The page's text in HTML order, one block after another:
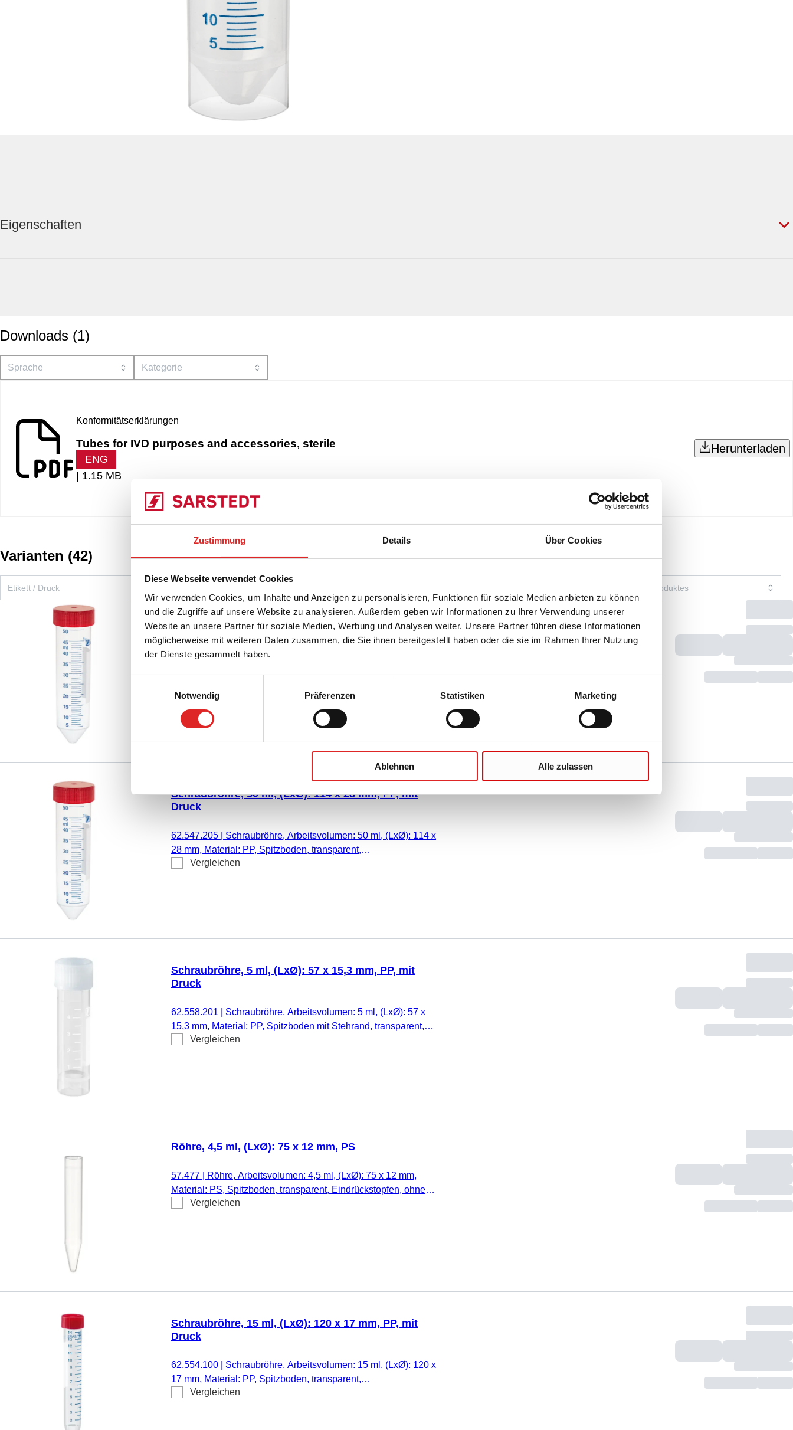
Zustimmung Details Über Cookies
Diese Webseite verwendet Cookies
Wir verwenden Cookies, um Inhalte und Anzeigen zu personalisieren, Funktionen für soziale Medien anbieten zu können
und die Zugriffe auf unsere Website zu analysieren. Außerdem geben wir Informationen zu Ihrer Verwendung unserer
Website an unsere Partner für soziale Medien, Werbung und Analysen weiter. Unsere Partner führen diese Informationen
möglicherweise mit weiteren Daten zusammen, die Sie ihnen bereitgestellt haben oder die sie im Rahmen Ihrer Nutzung
der Dienste gesammelt haben.
Notwendig
Präferenzen Statistiken Marketing
Ablehnen Alle zulassen
Eigenschaften
Downloads (1)
Konformitätserklärungen
Tubes for IVD purposes and accessories, sterile
ENG
1.15 MB
Herunterladen
Varianten (42)
Schraubröhre, 50 ml, (LxØ): 114 x 28 mm, PP, mit
Druck
62.547.100|Schraubröhre, Arbeitsvolumen: 50 ml, (LxØ): 114 x
28 mm, Material: PP, Spitzboden, transparent,
Etikett/Druck: weiß/blau, mit Skalierung, DNA-/DNase-/RNase-
frei, pyrogenfrei/endotoxinfrei, nicht zytotoxisch, steril, 25
Stück/Rack
Schraubröhre, 50 ml, (LxØ): 114 x 28 mm, PP, mit
Druck
62.547.205
Schraubröhre, Arbeitsvolumen: 50 ml, (LxØ): 114 x
28 mm, Material: PP, Spitzboden, transparent,
Schraubverschluss, rot, Verschluss montiert, mit Druck,
Vergleichen
Schraubröhre, 5 ml, (LxØ): 57 x 15,3 mm, PP, mit
Druck
62.558.201
Schraubröhre, Arbeitsvolumen: 5 ml, (LxØ): 57 x
15,3 mm, Material: PP, Spitzboden mit Stehrand, transparent,
Schraubverschluss, natur, Verschluss montiert, mit Druck,
Vergleichen
Röhre, 4,5 ml, (LxØ): 75 x 12 mm, PS
57.477
Röhre, Arbeitsvolumen: 4,5 ml, (LxØ): 75 x 12 mm,
Material: PS, Spitzboden, transparent, Eindrückstopfen, ohne
Verschluss, 500 Stück/Stapelpackung
Vergleichen
Schraubröhre, 15 ml, (LxØ): 120 x 17 mm, PP, mit
Druck
62.554.100
Schraubröhre, Arbeitsvolumen: 15 ml, (LxØ): 120 x
17 mm, Material: PP, Spitzboden, transparent,
Schraubverschluss, rot, Verschluss montiert, mit Druck,
Vergleichen